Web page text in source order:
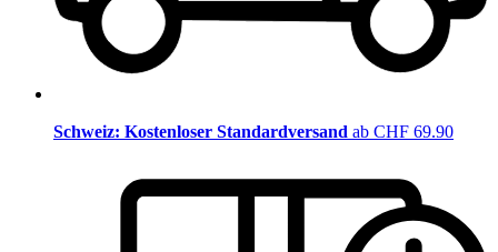
Schweiz: Kostenloser Standardversand ab CHF 69.90